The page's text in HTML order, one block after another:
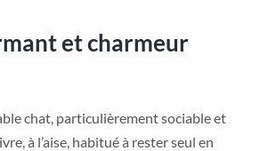
et charmeur
chat, particulièrement sociable et
à l’aise, habitué à rester seul en